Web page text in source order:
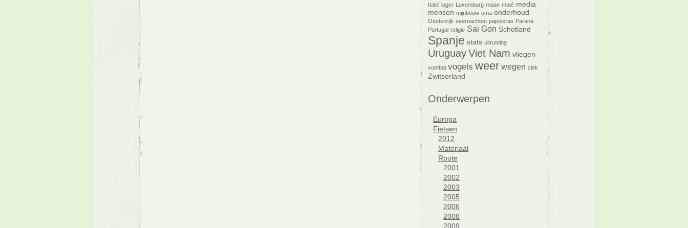
Italië lager Luxemburg maan maté media
mensen mijnbouw oma onderhoud
Oostenrijk overnachten papeleras Paraná
Portugal religie Sai Gon Schotland
Spanje stats uitrusting
UruguayViet Nam vliegen
voetbal vogels weer wegen ziek
Zwitserland
Onderwerpen
Europa
Fietsen
2012
Materiaal
Route
2001
2002
2003
2005
2006
2008
2009